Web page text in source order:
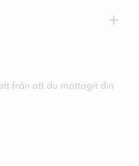
+
från att du mottagit din